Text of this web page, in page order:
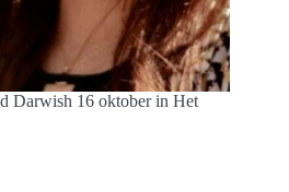
Darwish 16 oktober in Het